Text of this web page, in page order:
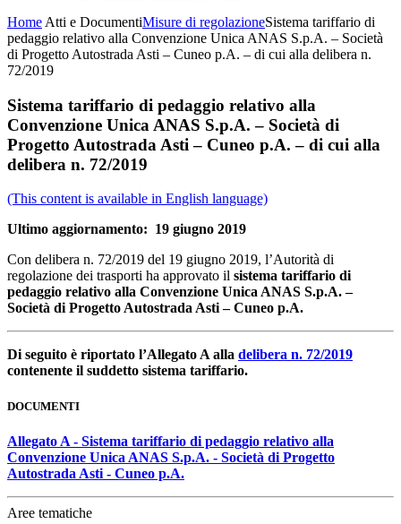
Home Atti e DocumentiMisure di regolazioneSistema tariffario di
pedaggio relativo alla Convenzione Unica ANAS S.p.A. – Società
di Progetto Autostrada Asti – Cuneo p.A. – di cui alla delibera n.
72/2019
Sistema tariffario di pedaggio relativo alla
Convenzione Unica ANAS S.p.A. – Società di
Progetto Autostrada Asti – Cuneo p.A. – di cui alla
delibera n. 72/2019
(This content is available in English language)
Ultimo aggiornamento: 19 giugno 2019
Con delibera n. 72/2019 del 19 giugno 2019, l’Autorità di
regolazione dei trasporti ha approvato il sistema tariffario di
pedaggio relativo alla Convenzione Unica ANAS S.p.A. –
Società di Progetto Autostrada Asti – Cuneo p.A.
Di seguito è riportato l’Allegato A alla delibera n. 72/2019
contenente il suddetto sistema tariffario.
DOCUMENTI
Allegato A - Sistema tariffario di pedaggio relativo alla
Convenzione Unica ANAS S.p.A. - Società di Progetto
Autostrada Asti - Cuneo p.A.
Aree tematiche